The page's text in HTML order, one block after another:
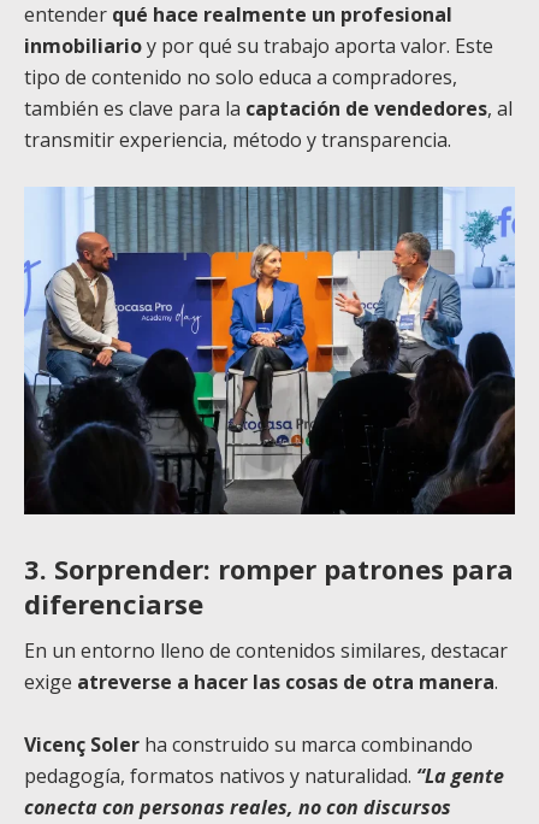
entender qué hace realmente un profesional
inmobiliarioy por qué su trabajo aporta valor. Este
tipo de contenido no solo educa a compradores,
también es clave para la captación de vendedores, al
transmitir experiencia, método y transparencia.
3. Sorprender: romper patrones para
diferenciarse
En un entorno lleno de contenidos similares, destacar
exige atreverse a hacer las cosas de otra manera.
Vicenç Soler ha construido su marca combinando
pedagogía, formatos nativos y naturalidad. “La gente
conecta con personas reales, no con discursos